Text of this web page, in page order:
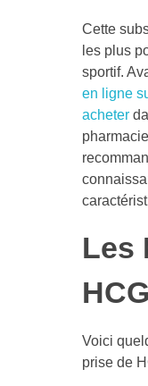
Cette
les plus
sportif.
en ligne
acheter
Les
Voici
prise de